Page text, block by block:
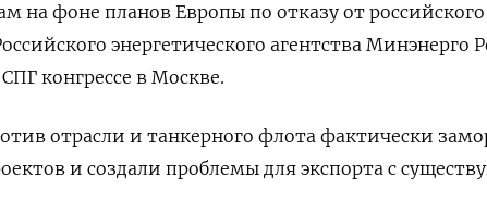
на фоне планов Европы по отказу от российского
энергетического агентства Минэнерго
конгрессе в Москве.
отрасли и танкерного флота фактически
и создали проблемы для экспорта с